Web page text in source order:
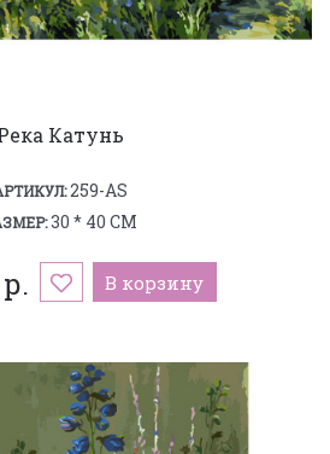
Катунь
259-AS
30 * 40 СМ
В корзину